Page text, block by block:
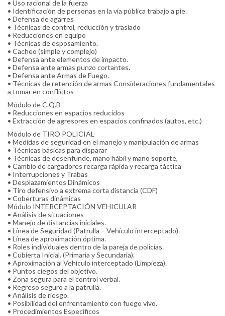
• Uso racional de la fuerza
• Identificación de personas en la vía pública trabajo a pie.
• Defensa de agarres
• Técnicas de control, reducción y traslado
• Reducciones en equipo
• Técnicas de esposamiento.
• Cacheo (simple y complejo)
• Defensa ante elementos de impacto.
• Defensa ante armas punzo cortantes.
• Defensa ante Armas de Fuego.
• Técnicas de retención de armas Consideraciones fundamentales
a tomar en conflictos
Módulo de C.Q.B
• Reducciones en espacios reducidos
• Extracción de agresores en espacios confinados (autos, etc.)
Módulo de TIRO POLICIAL
• Medidas de seguridad en el manejo y manipulación de armas
• Técnicas básicas para disparar
• Técnicas de desenfunde, mano hábil y mano soporte,
• Cambio de cargadores recarga rápida y recarga táctica
• Interrupciones y Trabas
• Desplazamientos Dinámicos
• Tiro defensivo a extrema corta distancia (CDF)
• Coberturas dinámicas
Módulo INTERCEPTACIÓN VEHICULAR
• Análisis de situaciones
• Manejo de distancias iniciales.
• Línea de Seguridad (Patrulla – Vehículo interceptado).
• Línea de aproximación óptima.
• Roles individuales dentro de la pareja de policías.
• Cubierta Inicial. (Primaria y Secundaria).
• Aproximación al Vehículo interceptado (Limpieza).
• Puntos ciegos del objetivo.
• Zona segura para el control verbal.
• Regreso seguro a la patrulla.
• Análisis de riesgo.
• Posibilidad del enfrentamiento con fuego vivo.
• Procedimientos Específicos